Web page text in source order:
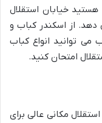
خیابان استقلال
دهد. از اسکندر کباب و
می توانید انواع کباب
امتحان کنید.
مکانی عالی برای